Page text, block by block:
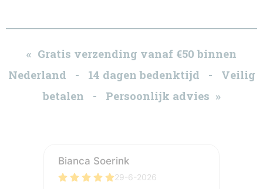
« Gratis verzending vanaf €50 binnen
Nederland - 14 dagen bedenktijd - Veilig
betalen - Persoonlijk advies »